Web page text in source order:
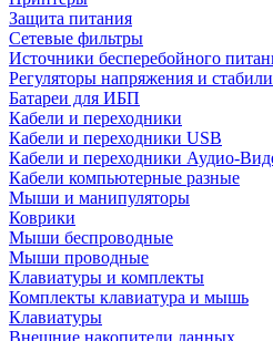
Защита питания
Сетевые фильтры
Источники бесперебойного
Регуляторы напряжения и
Батареи для ИБП
Кабели и переходники
Кабели и переходники USB
Кабели и переходники Аудио-
Кабели компьютерные разные
Мыши и манипуляторы
Коврики
Мыши беспроводные
Мыши проводные
Клавиатуры и комплекты
Комплекты клавиатура и мышь
Клавиатуры
Внешние накопители данных